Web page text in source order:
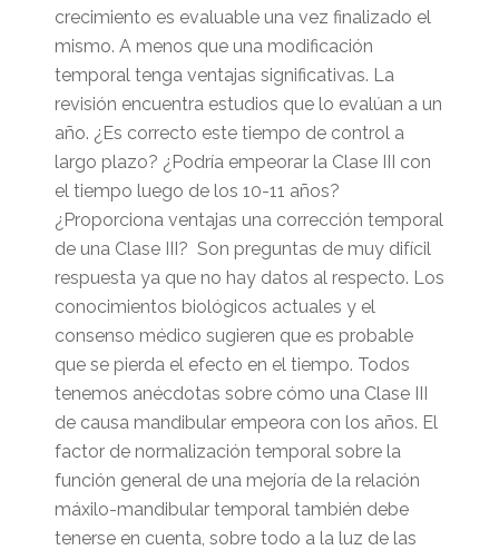
crecimiento es evaluable una vez finalizado el
mismo. A menos que una modificación
temporal tenga ventajas significativas. La
revisión encuentra estudios que lo evalúan a un
año. ¿Es correcto este tiempo de control a
largo plazo? ¿Podría empeorar la Clase III con
el tiempo luego de los 10-11 años?
¿Proporciona ventajas una corrección temporal
de una Clase III? Son preguntas de muy difícil
respuesta ya que no hay datos al respecto. Los
conocimientos biológicos actuales y el
consenso médico sugieren que es probable
que se pierda el efecto en el tiempo. Todos
tenemos anécdotas sobre cómo una Clase III
de causa mandibular empeora con los años. El
factor de normalización temporal sobre la
función general de una mejoría de la relación
máxilo-mandibular temporal también debe
tenerse en cuenta, sobre todo a la luz de las